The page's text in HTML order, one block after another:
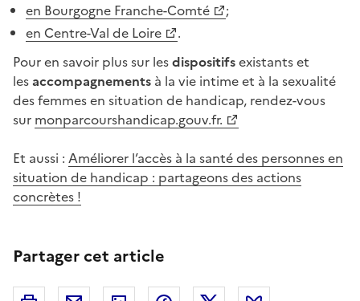
en Bourgogne Franche-Comté
;
en Centre-Val de Loire
.
Pour en savoir plus sur lesdispositifsexistants et
lesaccompagnements à la vie intime et à la sexualité
des femmes en situation de handicap, rendez-vous
sur monparcourshandicap.gouv.fr.
Et aussi : Améliorer l’accès à la santé des personnes en
situation de handicap : partageons des actions
concrètes !
Partager cet article